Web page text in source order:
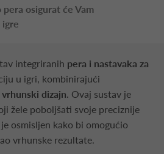
osigurat će Vam
igre
integriranih pera i nastavaka za
u igri, kombinirajući
vrhunski dizajn. Ovaj sustav je
žele poboljšati svoje preciznije
osmisljen kako bi omogućio
vrhunske rezultate.